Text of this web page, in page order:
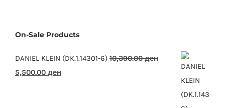
On-Sale Products
DANIEL KLEIN (DK.1.14301-6) 10,390.00ден
Original
5,500.00 ден